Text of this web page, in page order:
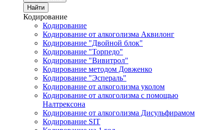
Найти
Кодирование
Кодирование
Кодирование от алкоголизма Аквилонг
Кодирование "Двойной блок"
Кодирование "Торпедо"
Кодирование "Вивитрол"
Кодирование методом Довженко
Кодирование "Эспераль"
Кодирование от алкоголизма уколом
Кодирование от алкоголизма с помощью
Налтрексона
Кодирование от алкоголизма Дисульфирамом
Кодирование SIT